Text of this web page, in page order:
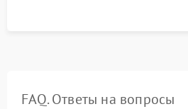
FAQ. Ответы на вопросы